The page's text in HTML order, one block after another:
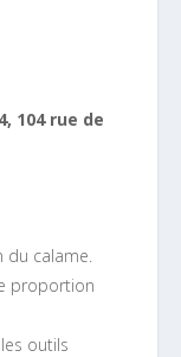
104 rue de
du calame.
proportion
outils